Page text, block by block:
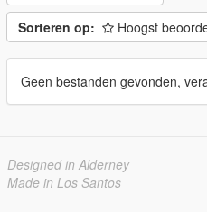
Sorteren op: Hoogst
Geen bestanden gevonden,
Designed in Alderney
Made in Los Santos